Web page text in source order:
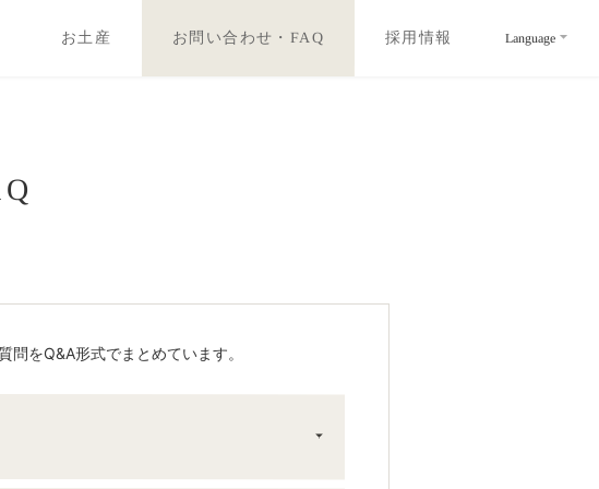
お土産 お問い合わせ・FAQ 採用情報 Language
をQ&A形式でまとめています。